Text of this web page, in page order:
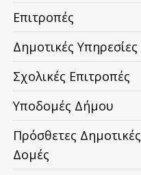
Επιτροπές
Δημοτικές Υπηρεσίες
Σχολικές Επιτροπές
Υποδομές Δήμου
Πρόσθετες Δημοτικές
Δομές